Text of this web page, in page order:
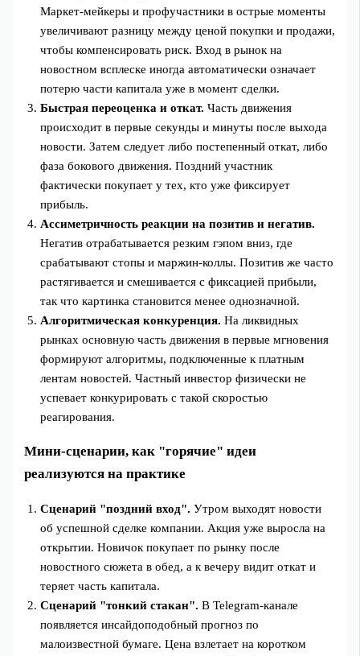
Маркет‑мейкеры и профучастники в острые моменты
увеличивают разницу между ценой покупки и продажи,
чтобы компенсировать риск. Вход в рынок на
новостном всплеске иногда автоматически означает
потерю части капитала уже в момент сделки.
Быстрая переоценка и откат. Часть движения
происходит в первые секунды и минуты после выхода
новости. Затем следует либо постепенный откат, либо
фаза бокового движения. Поздний участник
фактически покупает у тех, кто уже фиксирует
прибыль.
Ассиметричность реакции на позитив и негатив.
Негатив отрабатывается резким гэпом вниз, где
срабатывают стопы и маржин‑коллы. Позитив же часто
растягивается и смешивается с фиксацией прибыли,
так что картинка становится менее однозначной.
Алгоритмическая конкуренция. На ликвидных
рынках основную часть движения в первые мгновения
формируют алгоритмы, подключенные к платным
лентам новостей. Частный инвестор физически не
успевает конкурировать с такой скоростью
реагирования.
Мини‑сценарии, как "горячие" идеи
реализуются на практике
Сценарий "поздний вход". Утром выходят новости
об успешной сделке компании. Акция уже выросла на
открытии. Новичок покупает по рынку после
новостного сюжета в обед, а к вечеру видит откат и
теряет часть капитала.
Сценарий "тонкий стакан". В Telegram‑канале
появляется инсайдоподобный прогноз по
малоизвестной бумаге. Цена взлетает на коротком